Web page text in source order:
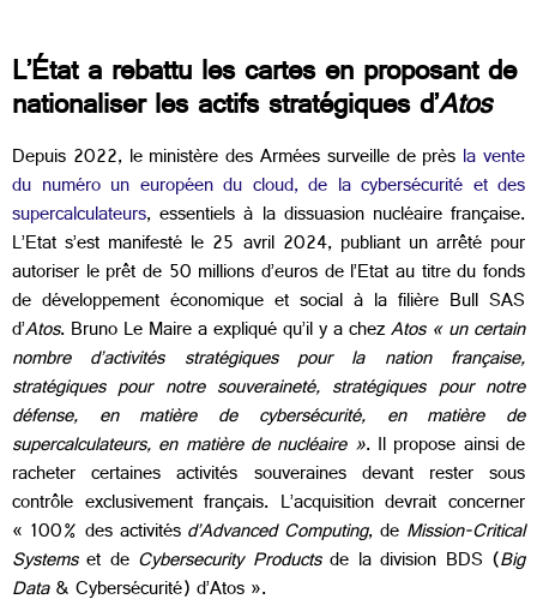
L’État a rebattu les cartes en proposant de
nationaliser les actifs stratégiques d’Atos
Depuis 2022, le ministère des Armées surveille de près la vente
du numéro un européen du cloud, de la cybersécurité et des
supercalculateurs, essentiels à la dissuasion nucléaire française.
L’Etat s’est manifesté le 25 avril 2024, publiant un arrêté pour
autoriser le prêt de 50 millions d’euros de l’Etat au titre du fonds
de développement économique et social à la filière Bull SAS
d’Atos. Bruno Le Maire a expliqué qu’il y a chezAtos « un certain
nombre d’activités stratégiques pour la nation française,
stratégiques pour notre souveraineté, stratégiques pour notre
défense, en matière de cybersécurité, en matière de
supercalculateurs, en matière de nucléaire ». Il propose ainsi de
racheter certaines activités souveraines devant rester sous
contrôle exclusivement français. L’acquisition devrait concerner
« 100% des activitésd’Advanced Computing, de Mission-Critical
Systemset de Cybersecurity Productsde la division BDS (Big
Data& Cybersécurité) d’Atos ».